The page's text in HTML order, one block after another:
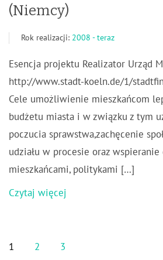
(Niemcy)
Rok realizacji: 2008 - teraz
Esencja projektu Realizator Urząd
http://www.stadt-koeln.de/1/
Cele umożliwienie mieszkańcom
budżetu miasta i w związku z tym
poczucia sprawstwa,zachęcenie
udziału w procesie oraz
mieszkańcami, politykami […]
Czytaj więcej
1 2 3